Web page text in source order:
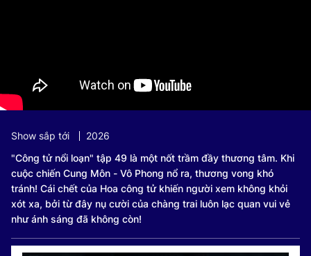
Show sắp tới
2026
"Công tử nổi loạn" tập 49 là một nốt trầm đầy thương tâm. Khi
cuộc chiến Cung Môn - Vô Phong nổ ra, thương vong khó
tránh! Cái chết của Hoa công tử khiến người xem không khỏi
xót xa, bởi từ đây nụ cười của chàng trai luôn lạc quan vui vẻ
như ánh sáng đã không còn!